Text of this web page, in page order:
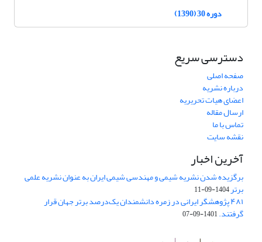
دوره 30 (1390)
دسترسی سریع
صفحه اصلی
درباره نشریه
اعضای هیات تحریریه
ارسال مقاله
تماس با ما
نقشه سایت
آخرین اخبار
برگزیده شدن نشریه شیمی و مهندسی شیمی ایران به عنوان نشریه علمی
برتر1404-09-11
۴۸۱ پژوهشگر ایرانی در زمره دانشمندان یک‌درصد برتر جهان قرار
گرفتند.1401-09-07